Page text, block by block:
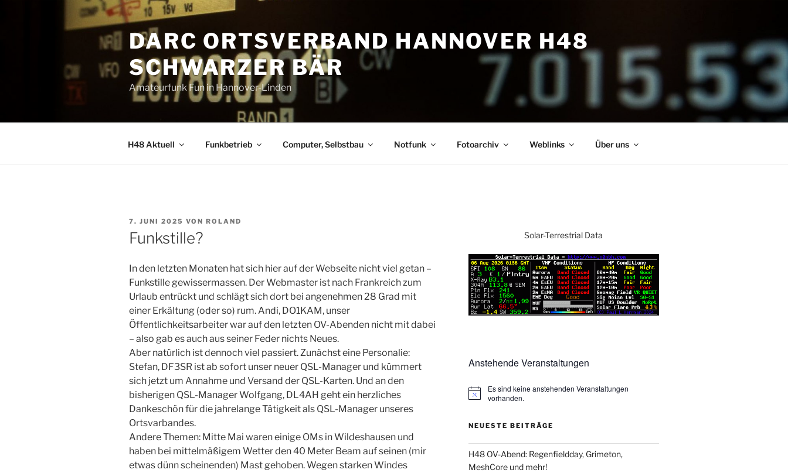
DARC ORTSVERBAND HANNOVER H48
SCHWARZER BÄR
Amateurfunk Fun in Hannover-Linden
H48 Aktuell Funkbetrieb Computer, Selbstbau Notfunk Fotoarchiv Weblinks Über uns
VERÖFFENTLICHT
AM
7. JUNI 2025 VON ROLAND
Funkstille?
In den letzten Monaten hat sich hier auf der Webseite nicht viel getan –
Funkstille gewissermassen. Der Webmaster ist nach Frankreich zum
Urlaub entrückt und schlägt sich dort bei angenehmen 28 Grad mit
einer Erkältung (oder so) rum. Andi, DO1KAM, unser
Öffentlichkeitsarbeiter war auf den letzten OV-Abenden nicht mit dabei
– also gab es auch aus seiner Feder nichts Neues.
Aber natürlich ist dennoch viel passiert. Zunächst eine Personalie:
Stefan, DF3SR ist ab sofort unser neuer QSL-Manager und kümmert
sich jetzt um Annahme und Versand der QSL-Karten. Und an den
bisherigen QSL-Manager Wolfgang, DL4AH geht ein herzliches
Dankeschön für die jahrelange Tätigkeit als QSL-Manager unseres
Ortsvarbandes.
Andere Themen: Mitte Mai waren einige OMs in Wildeshausen und
haben bei mittelmäßigem Wetter den 40 Meter Beam auf seinen (mir
etwas dünn scheinenden) Mast gehoben. Wegen starken Windes
Solar-Terrestrial Data
Anstehende Veranstaltungen
Es sind keine anstehenden Veranstaltungen
vorhanden.
NEUESTE BEITRÄGE
H48 OV-Abend: Regenfieldday, Grimeton,
MeshCore und mehr!